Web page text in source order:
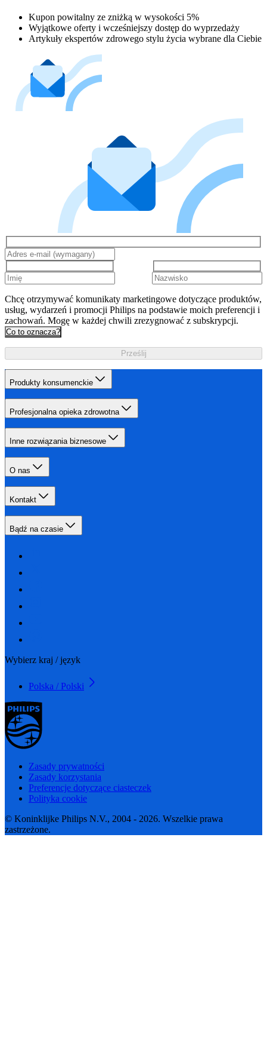
Kupon powitalny ze zniżką w wysokości 5%
Wyjątkowe oferty i wcześniejszy dostęp do wyprzedaży
Artykuły ekspertów zdrowego stylu życia wybrane dla Ciebie
Chcę otrzymywać komunikaty marketingowe dotyczące produktów,
usług, wydarzeń i promocji Philips na podstawie moich preferencji i
zachowań. Mogę w każdej chwili zrezygnować z subskrypcji.
Co to oznacza?
Prześlij
Produkty konsumenckie
Profesjonalna opieka zdrowotna
Inne rozwiązania biznesowe
O nas
Kontakt
Bądź na czasie
Wybierz kraj / język
Polska / Polski
Zasady prywatności
Zasady korzystania
Preferencje dotyczące ciasteczek
Polityka cookie
© Koninklijke Philips N.V., 2004 - 2026. Wszelkie prawa
zastrzeżone.